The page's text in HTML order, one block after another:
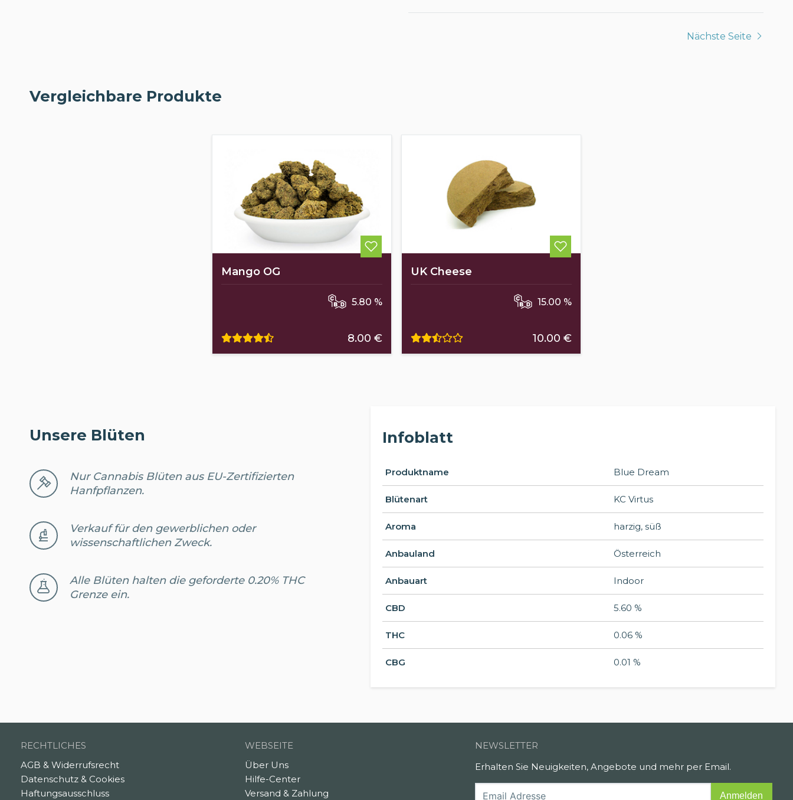
Nächste Seite
Vergleichbare Produkte
Mango OG
5.80 %
8.00 €
UK Cheese
15.00 %
10.00 €
Infoblatt
Produktname Blue Dream
Blütenart KC Virtus
Aroma harzig, süß
Anbauland Österreich
Anbauart Indoor
CBD 5.60 %
THC 0.06 %
CBG 0.01 %
Unsere Blüten
Nur Cannabis Blüten aus EU-Zertifizierten
Hanfpflanzen.
Verkauf für den gewerblichen oder
wissenschaftlichen Zweck.
Alle Blüten halten die geforderte 0.20% THC
Grenze ein.
RECHTLICHES
AGB & Widerrufsrecht
Datenschutz & Cookies
Haftungsausschluss
WEBSEITE
Über Uns
Hilfe-Center
Versand & Zahlung
NEWSLETTER
Erhalten Sie Neuigkeiten, Angebote und mehr per Email.